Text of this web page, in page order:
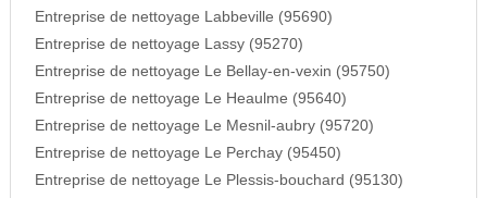
Entreprise de nettoyage Labbeville (95690)
Entreprise de nettoyage Lassy (95270)
Entreprise de nettoyage Le Bellay-en-vexin (95750)
Entreprise de nettoyage Le Heaulme (95640)
Entreprise de nettoyage Le Mesnil-aubry (95720)
Entreprise de nettoyage Le Perchay (95450)
Entreprise de nettoyage Le Plessis-bouchard (95130)